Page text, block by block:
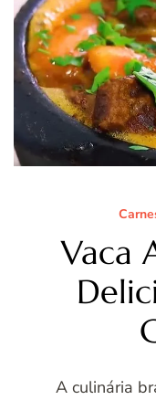
Vaca
A culinária